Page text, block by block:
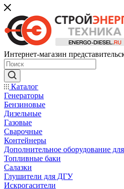
Интернет-магазин
Каталог
Генераторы
Бензиновые
Дизельные
Газовые
Сварочные
Контейнеры
Дополнительное оборудование
Топливные баки
Салазки
Глушители для ДГУ
Искрогасители